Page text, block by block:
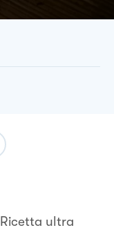
Ricetta ultra